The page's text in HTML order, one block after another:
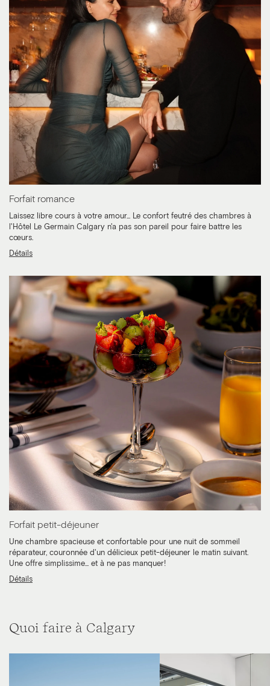
Forfait romance
Laissez libre cours à votre amour... Le confort feutré des chambres à
l'Hôtel Le Germain Calgary n'a pas son pareil pour faire battre les
cœurs.
Détails
Forfait petit-déjeuner
Une chambre spacieuse et confortable pour une nuit de sommeil
réparateur, couronnée d'un délicieux petit-déjeuner le matin suivant.
Une offre simplissime... et à ne pas manquer!
Détails
Quoi faire à Calgary